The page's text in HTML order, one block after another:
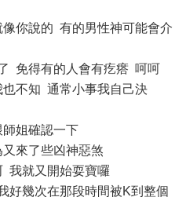
你說的 有的男性神可能會介
免得有的人會有疙瘩 呵呵
不知 通常小事我自己決
姐確認一下
來了些凶神惡煞
我就又開始耍寶囉
好幾次在那段時間被K到整個